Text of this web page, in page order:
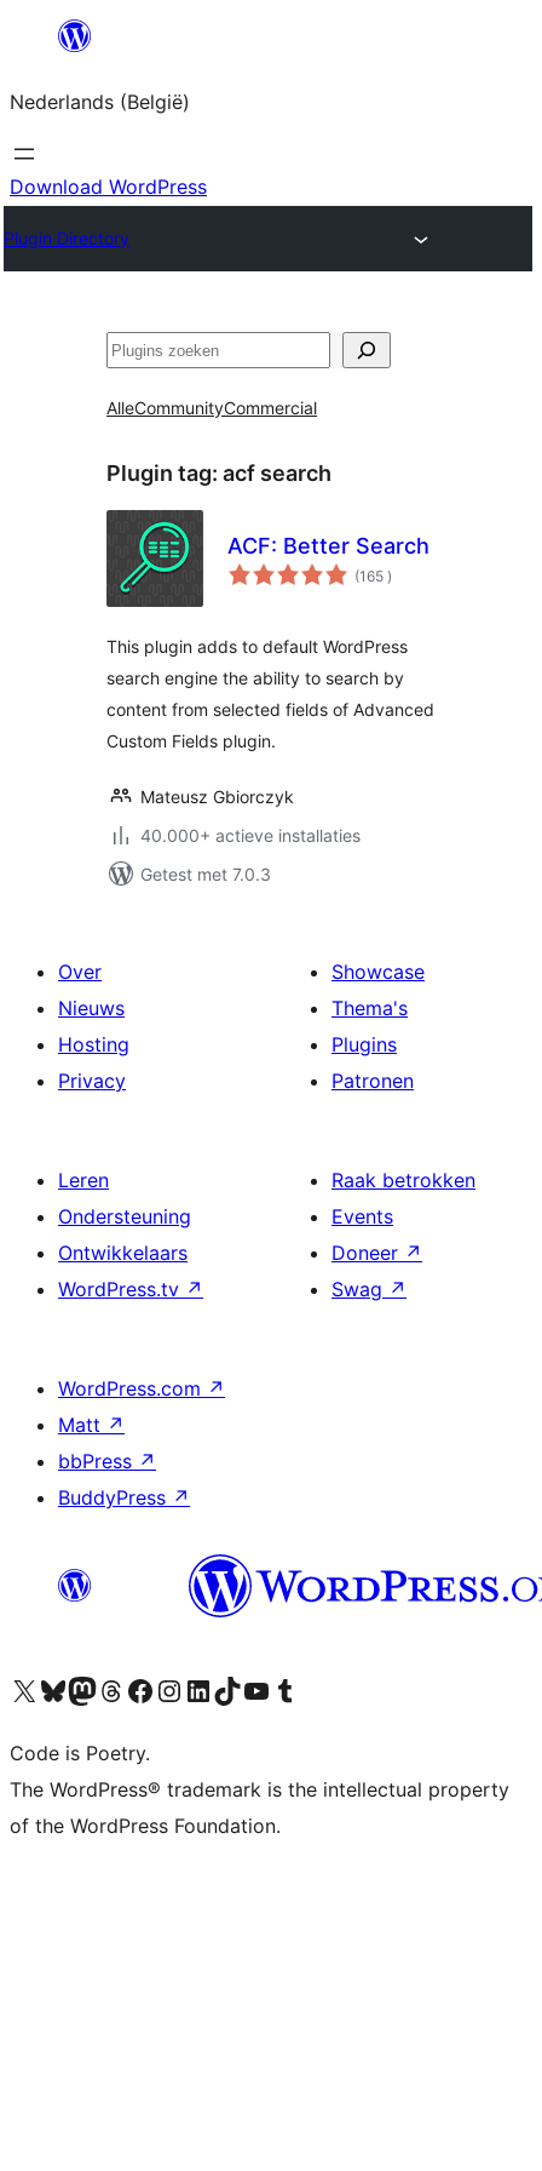
Spring
de
inhoud
Nederlands (België)
Download WordPress
Plugin Directory
Zoeken
AlleCommunityCommercial
Plugin tag: acf search
ACF: Better Search
(165 aantal
beoordelingen
)
This plugin adds to default WordPress
search engine the ability to search by
content from selected fields of Advanced
Custom Fields plugin.
Mateusz Gbiorczyk
40.000+ actieve installaties
Getest met 7.0.3
Over
Nieuws
Hosting
Privacy
Showcase
Thema's
Plugins
Patronen
Leren
Ondersteuning
Ontwikkelaars
WordPress.tv ↗
Raak betrokken
Events
Doneer ↗
Swag ↗
WordPress.com ↗
Matt ↗
bbPress ↗
BuddyPress ↗
Bezoek ons X (voorheen Twitter) account
Bezoek onze Bluesky account
Bezoek ons Mastodon account
Bezoek onze Threads account
Onze Facebookpagina bezoeken
Bezoek onze Instagram account
Bezoek onze LinkedIn account
Bezoek onze TikTok account
Bezoek ons YouTube kanaalBezoek onze Tumblr account
Code is Poetry.
The WordPress® trademark is the intellectual property
of the WordPress Foundation.